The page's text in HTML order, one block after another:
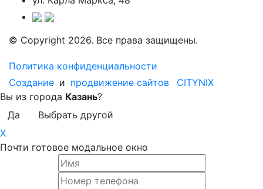
© Copyright 2026. Все права защищены.
Политика конфиденциальности
Создание и продвижение сайтов
CITYNIX
Вы из города Казань?
Да
Выбрать другой
X
Почти готовое модальное окно